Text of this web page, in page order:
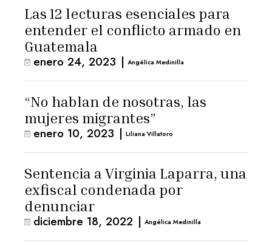
Las 12 lecturas esenciales para
entender el conflicto armado en
Guatemala
enero 24, 2023 | Angélica Medinilla
“No hablan de nosotras, las
mujeres migrantes”
enero 10, 2023 | Liliana Villatoro
Sentencia a Virginia Laparra, una
exfiscal condenada por
denunciar
diciembre 18, 2022 | Angélica Medinilla